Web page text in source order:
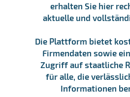
erhalten Sie hier
aktuelle und
Die Plattform bietet
Firmendaten sowie
Zugriff auf staatliche
für alle, die
Informationen